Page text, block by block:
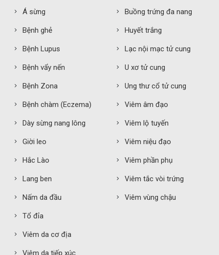
Á sừng
Bệnh ghẻ
Bệnh Lupus
Bệnh vẩy nến
Bệnh Zona
Bệnh chàm (Eczema)
Dày sừng nang lông
Giời leo
Hắc Lào
Lang ben
Nấm da đầu
Tổ đỉa
Viêm da cơ địa
Viêm da tiếp xúc
Buồng trứng đa nang
Huyết trắng
Lạc nội mạc tử cung
U xơ tử cung
Ung thư cổ tử cung
Viêm âm đạo
Viêm lộ tuyến
Viêm niệu đạo
Viêm phần phụ
Viêm tắc vòi trứng
Viêm vùng chậu